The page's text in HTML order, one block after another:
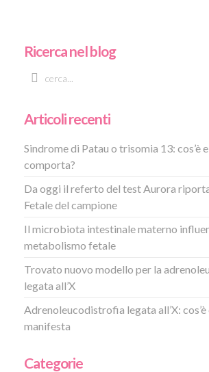
Ricerca nel blog
Articoli recenti
Sindrome di Patau o trisomia 13: cos’è
comporta?
Da oggi il referto del test Aurora
Fetale del campione
Il microbiota intestinale materno
metabolismo fetale
Trovato nuovo modello per la
legata all’X
Adrenoleucodistrofia legata all’X: cos’è
manifesta
Categorie